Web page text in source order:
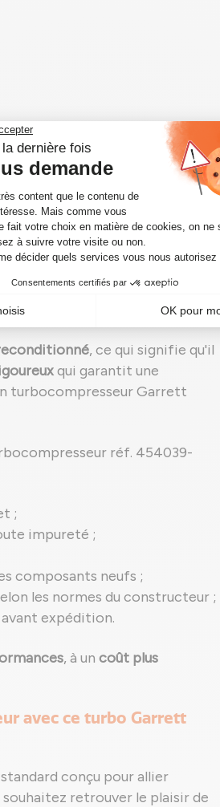
inhabituel ;
trace apparente ;
comme le code P0299 pour
d'agir ! Un diagnostic
sur votre véhicule.
entre économies
, ce qui signifie qu'il
qui garantit une
turbocompresseur Garrett
réf. 454039-
;
impureté ;
composants neufs ;
les normes du constructeur ;
expédition.
, à un coût plus
avec ce turbo Garrett
conçu pour allier
retrouver le plaisir de